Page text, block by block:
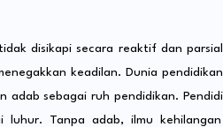
disikapi secara reaktif dan
keadilan. Dunia
adab sebagai ruh pendidikan.
luhur. Tanpa adab, ilmu